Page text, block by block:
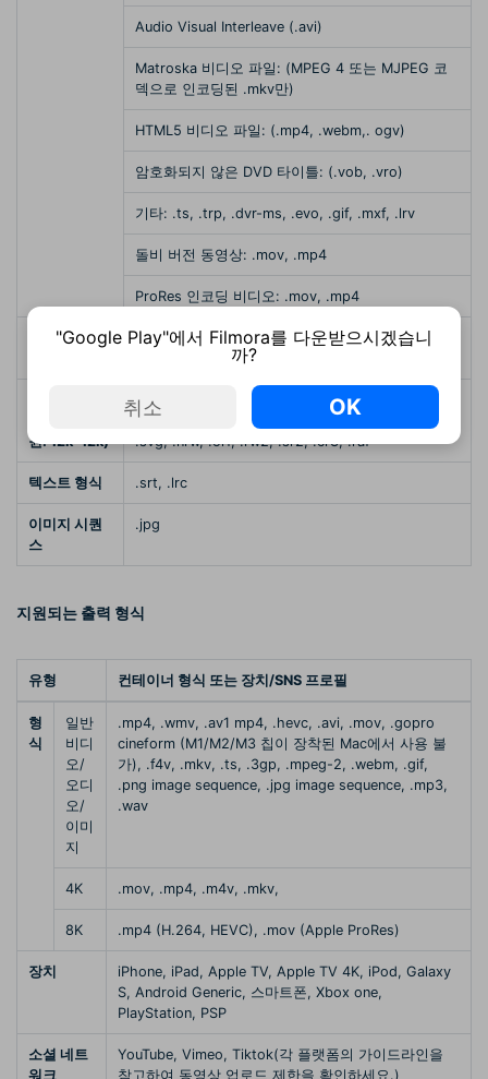
Audio Visual Interleave (.avi)
Matroska 비디오 파일: (MPEG 4 또는 MJPEG 코
덱으로 인코딩된 .mkv만)
HTML5 비디오 파일: (.mp4, .webm,. ogv)
암호화되지 않은 DVD 타이틀: (.vob, .vro)
기타: .ts, .trp, .dvr-ms, .evo, .gif, .mxf, .lrv
돌비 버전 동영상: .mov, .mp4
ProRes 인코딩 비디오: .mov, .mp4
오디오 형식
.aac, .ac3, .aif, .aiff, .au, .flac, .m4a, .mka, .mp2,
.mp3, .ogg, .wav, .wma, .caf
원: 12k*12k)
라이브 포토, .bmp, .jpg, .png, .tif, .ico, .dib,
.jpeg, .jpe, .jfif, .tiff, .heif, .heic, .webp, .dng,
.svg, .nrw, .orf, .rw2, .sr2, .cr3, .raf
텍스트 형식 .srt, .lrc
이미지 시퀀
스
.jpg
지원되는 출력 형식
유형 컨테이너 형식 또는 장치/SNS 프로필
형
식
일반
비디
오/
오디
오/
이미
지
.mp4, .wmv, .av1 mp4, .hevc, .avi, .mov, .gopro
cineform (M1/M2/M3 칩이 장착된 Mac에서 사용 불
가), .f4v, .mkv, .ts, .3gp, .mpeg-2, .webm, .gif,
.png image sequence, .jpg image sequence, .mp3,
.wav
4K .mov, .mp4, .m4v, .mkv,
8K .mp4 (H.264, HEVC), .mov (Apple ProRes)
장치
iPhone, iPad, Apple TV, Apple TV 4K, iPod, Galaxy
S, Android Generic, 스마트폰, Xbox one,
PlayStation, PSP
소셜 네트
워크
YouTube, Vimeo, Tiktok(각 플랫폼의 가이드라인을
참고하여 동영상 업로드 제한을 확인하세요.)
"Google Play"에서 Filmora를 다운받으시겠습니
까?
취소 OK